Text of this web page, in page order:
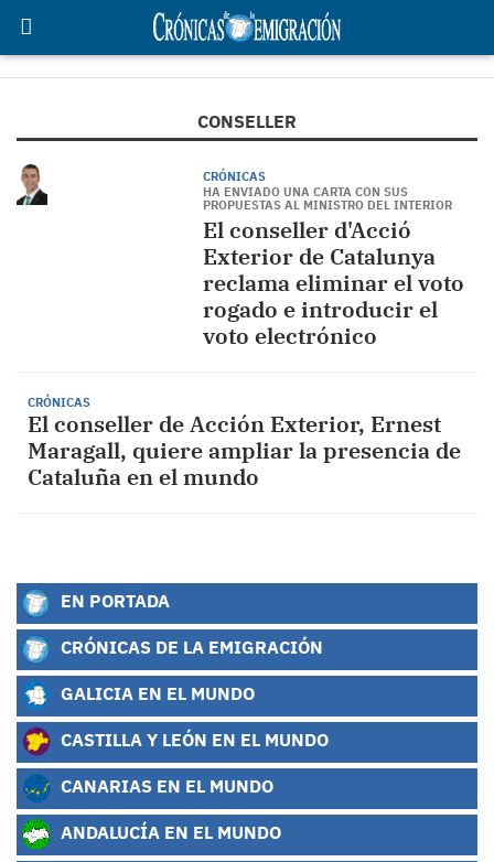
CONSELLER
CRÓNICAS
HA ENVIADO UNA CARTA CON SUS
PROPUESTAS AL MINISTRO DEL INTERIOR
El conseller d'Acció
Exterior de Catalunya
reclama eliminar el voto
rogado e introducir el
voto electrónico
CRÓNICAS
El conseller de Acción Exterior, Ernest
Maragall, quiere ampliar la presencia de
Cataluña en el mundo
EN PORTADA
CRÓNICAS DE LA EMIGRACIÓN
GALICIA EN EL MUNDO
CASTILLA Y LEÓN EN EL MUNDO
CANARIAS EN EL MUNDO
ANDALUCÍA EN EL MUNDO